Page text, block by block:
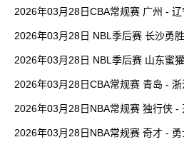
2026年03月28日CBA常规赛 广州 -
2026年03月28日 NBL季后赛 长沙勇
2026年03月28日 NBL季后赛 山东蜜
2026年03月28日CBA常规赛 青岛 -
2026年03月28日NBA常规赛 独行侠 -
2026年03月28日NBA常规赛 奇才 -